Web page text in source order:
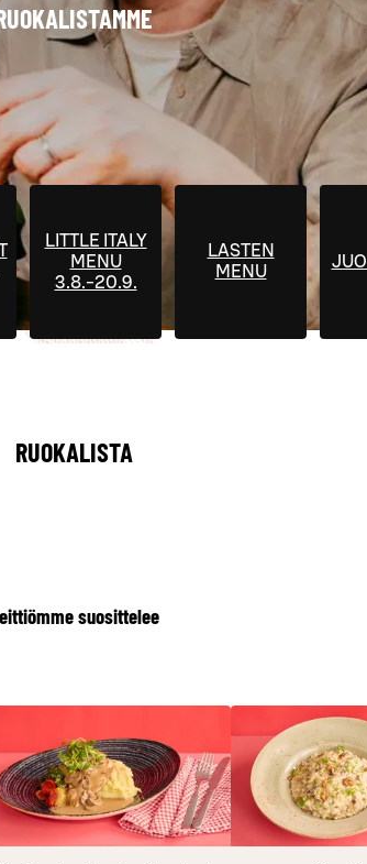
LITTLE ITALY
MENU
3.8.-20.9.
LASTEN
MENU
RUOKALISTA
suosittelee